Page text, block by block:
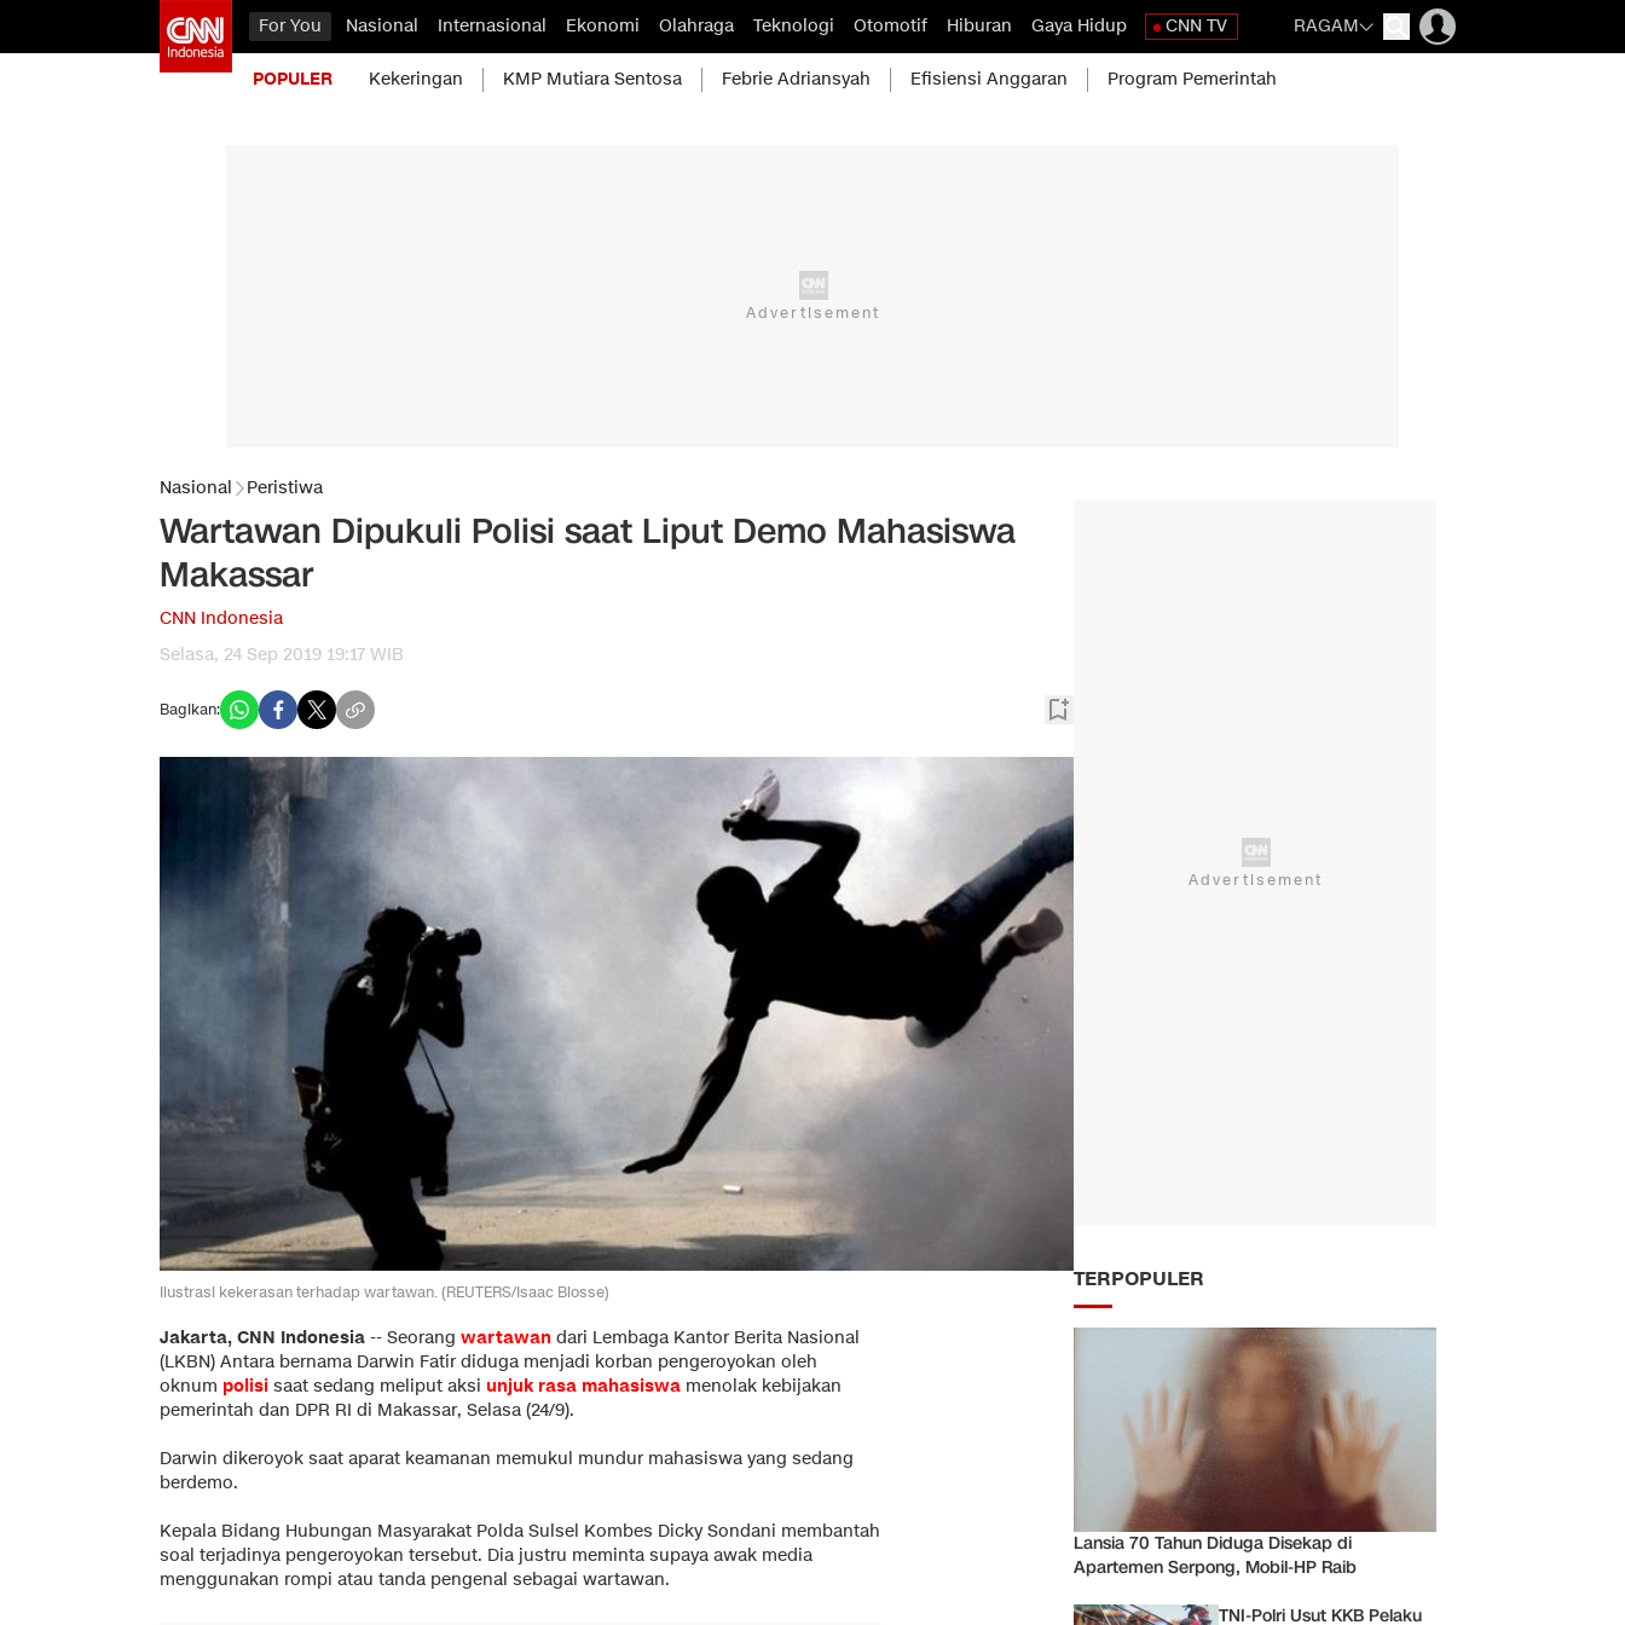
For You Nasional Internasional Ekonomi Olahraga Teknologi Otomotif Hiburan Gaya Hidup CNN TV RAGAM
POPULER Kekeringan KMP Mutiara Sentosa Febrie Adriansyah Efisiensi Anggaran Program Pemerintah
Nasional Peristiwa
Wartawan Dipukuli Polisi saat Liput Demo Mahasiswa
Makassar
CNN Indonesia
Selasa, 24 Sep 2019 19:17 WIB
Bagikan:
Ilustrasi kekerasan terhadap wartawan. (REUTERS/Isaac Biosse)
Jakarta, CNN Indonesia -- Seorang wartawan dari Lembaga Kantor Berita Nasional
(LKBN) Antara bernama Darwin Fatir diduga menjadi korban pengeroyokan oleh
oknum polisi saat sedang meliput aksi unjuk rasa mahasiswa menolak kebijakan
pemerintah dan DPR RI di Makassar, Selasa (24/9).
Darwin dikeroyok saat aparat keamanan memukul mundur mahasiswa yang sedang
berdemo.
Kepala Bidang Hubungan Masyarakat Polda Sulsel Kombes Dicky Sondani membantah
soal terjadinya pengeroyokan tersebut. Dia justru meminta supaya awak media
menggunakan rompi atau tanda pengenal sebagai wartawan.
TERPOPULER
Lansia 70 Tahun Diduga Disekap di
Apartemen Serpong, Mobil-HP Raib
TNI-Polri Usut KKB Pelaku